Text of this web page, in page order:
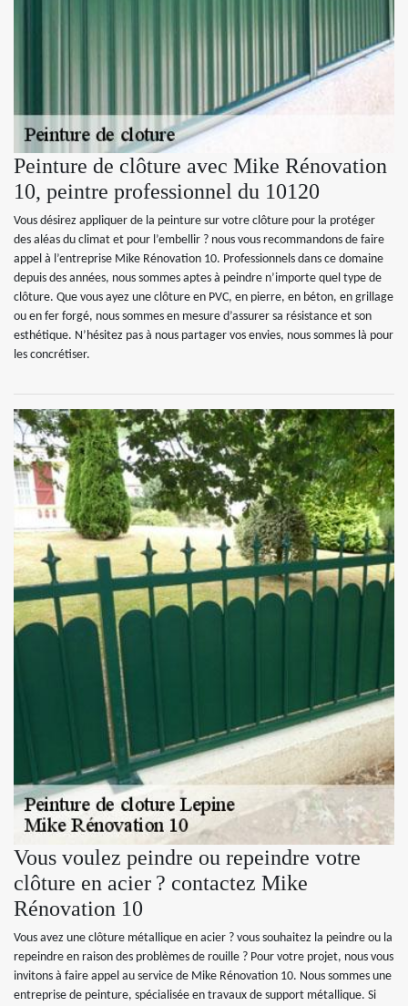
Peinture de clôture avec Mike Rénovation
10, peintre professionnel du 10120
Vous désirez appliquer de la peinture sur votre clôture pour la protéger
des aléas du climat et pour l’embellir ? nous vous recommandons de faire
appel à l’entreprise Mike Rénovation 10. Professionnels dans ce domaine
depuis des années, nous sommes aptes à peindre n’importe quel type de
clôture. Que vous ayez une clôture en PVC, en pierre, en béton, en grillage
ou en fer forgé, nous sommes en mesure d’assurer sa résistance et son
esthétique. N’hésitez pas à nous partager vos envies, nous sommes là pour
les concrétiser.
Vous voulez peindre ou repeindre votre
clôture en acier ? contactez Mike
Rénovation 10
Vous avez une clôture métallique en acier ? vous souhaitez la peindre ou la
repeindre en raison des problèmes de rouille ? Pour votre projet, nous vous
invitons à faire appel au service de Mike Rénovation 10. Nous sommes une
entreprise de peinture, spécialisée en travaux de support métallique. Si